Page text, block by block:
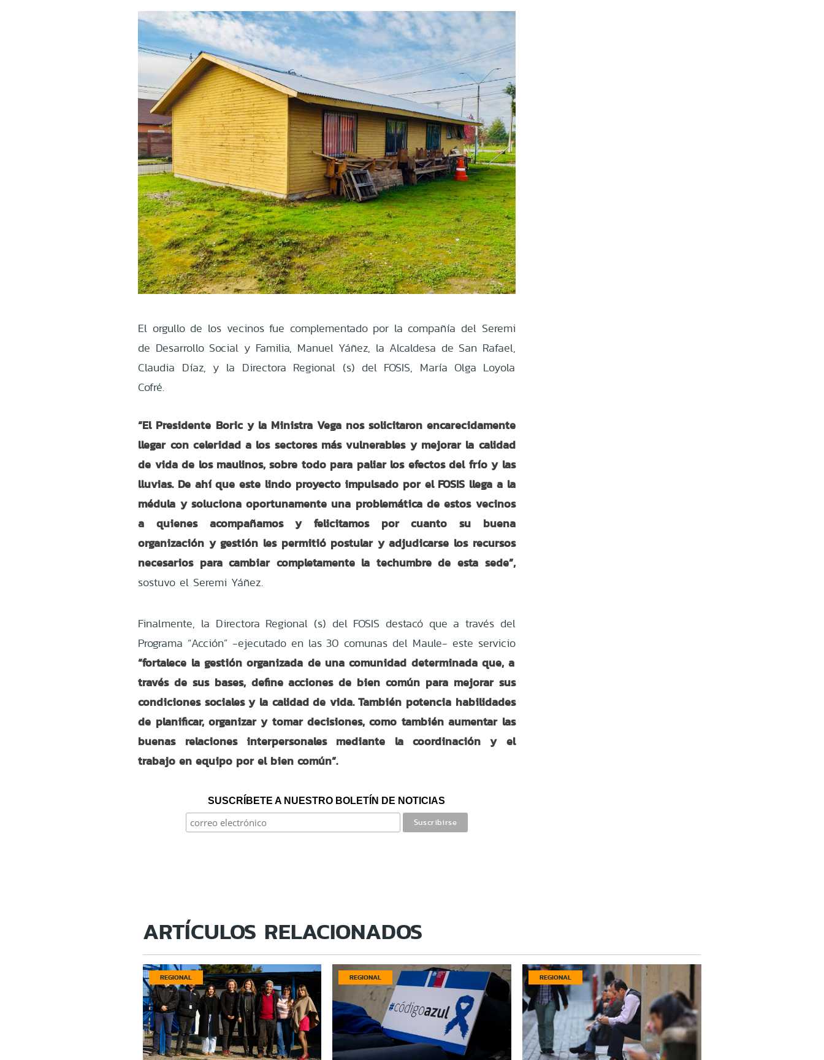
El orgullo de los vecinos fue complementado por la compañía del Seremi
de Desarrollo Social y Familia, Manuel Yáñez, la Alcaldesa de San Rafael,
Claudia Díaz, y la Directora Regional (s) del FOSIS, María Olga Loyola
Cofré.
“El Presidente Boric y la Ministra Vega nos solicitaron encarecidamente
llegar con celeridad a los sectores más vulnerables y mejorar la calidad
de vida de los maulinos, sobre todo para paliar los efectos del frío y las
lluvias. De ahí que este lindo proyecto impulsado por el FOSIS llega a la
médula y soluciona oportunamente una problemática de estos vecinos
a quienes acompañamos y felicitamos por cuanto su buena
organización y gestión les permitió postular y adjudicarse los recursos
necesarios para cambiar completamente la techumbre de esta sede”,
sostuvo el Seremi Yáñez.
Finalmente, la Directora Regional (s) del FOSIS destacó que a través del
Programa “Acción” -ejecutado en las 30 comunas del Maule- este servicio
“fortalece la gestión organizada de una comunidad determinada que, a
través de sus bases, define acciones de bien común para mejorar sus
condiciones sociales y la calidad de vida. También potencia habilidades
de planificar, organizar y tomar decisiones, como también aumentar las
buenas relaciones interpersonales mediante la coordinación y el
trabajo en equipo por el bien común”.
SUSCRÍBETE A NUESTRO BOLETÍN DE NOTICIAS
ARTÍCULOS RELACIONADOS
REGIONAL REGIONAL REGIONAL